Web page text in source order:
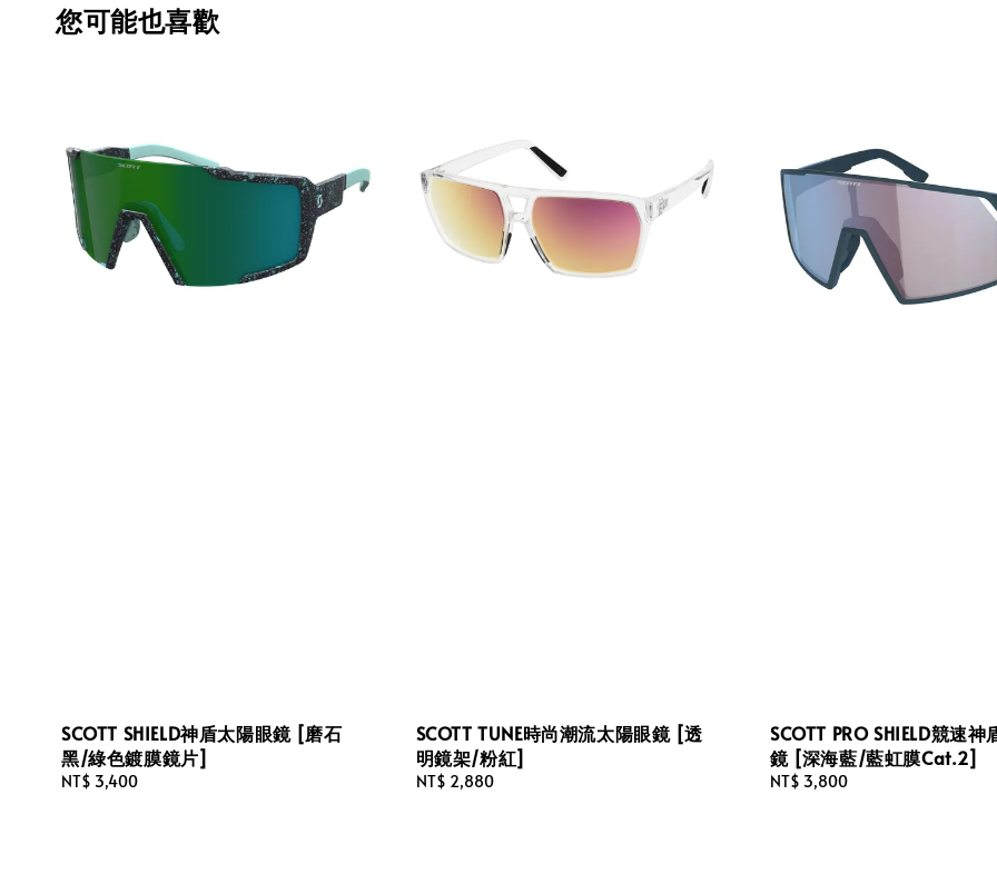
您可能也喜歡
SCOTT SHIELD神盾太陽眼鏡 [磨石
黑/綠色鍍膜鏡片]
Regular
NT$ 3,400
SCOTT TUNE時尚潮流太陽眼鏡 [透
明鏡架/粉紅]
Regular
NT$ 2,880
SCOTT PRO SHIELD競速神
鏡 [深海藍/藍虹膜Cat.2]
Regular
NT$ 3,800